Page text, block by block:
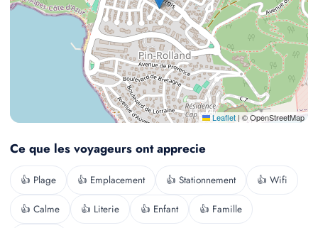
Leaflet | © OpenStreetMap
Ce que les voyageurs ont apprecie
👍 Plage 👍 Emplacement 👍 Stationnement 👍 Wifi
👍 Calme 👍 Literie 👍 Enfant 👍 Famille